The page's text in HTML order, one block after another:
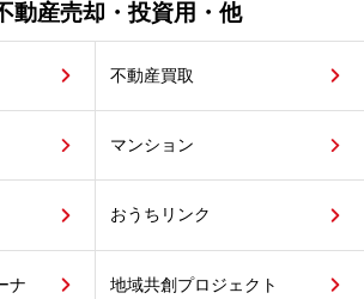
動産売却・投資用・他
不動産買取
マンション
おうちリンク
ナ 地域共創プロジェクト